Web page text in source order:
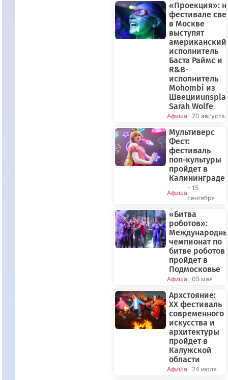
«Проекция»:
фестивале
в Москве
выступят
американский
исполнитель
Баста Раймс и
R&B-
исполнитель
Mohombi из
Sarah Wolfe
Афиша- 20 августа
Мультиверс
Фест:
фестиваль
поп-культуры
пройдет в
Калининграде
Афиша
- 15
сентября
«Битва
роботов»:
чемпионат по
битве роботов
пройдет в
Подмосковье
Афиша- 05 мая
Архстояние:
XX фестиваль
современного
искусства и
архитектуры
пройдет в
Калужской
области
Афиша- 24 июля